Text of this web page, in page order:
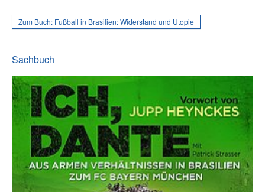
Zum Buch: Fußball in Brasilien: Widerstand und Utopie
Sachbuch